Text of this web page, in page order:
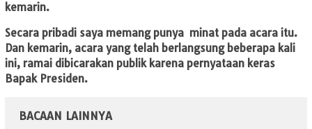
kemarin.
Secara pribadi saya memang punya minat pada acara itu.
Dan kemarin, acara yang telah berlangsung beberapa kali
ini, ramai dibicarakan publik karena pernyataan keras
Bapak Presiden.
BACAAN LAINNYA